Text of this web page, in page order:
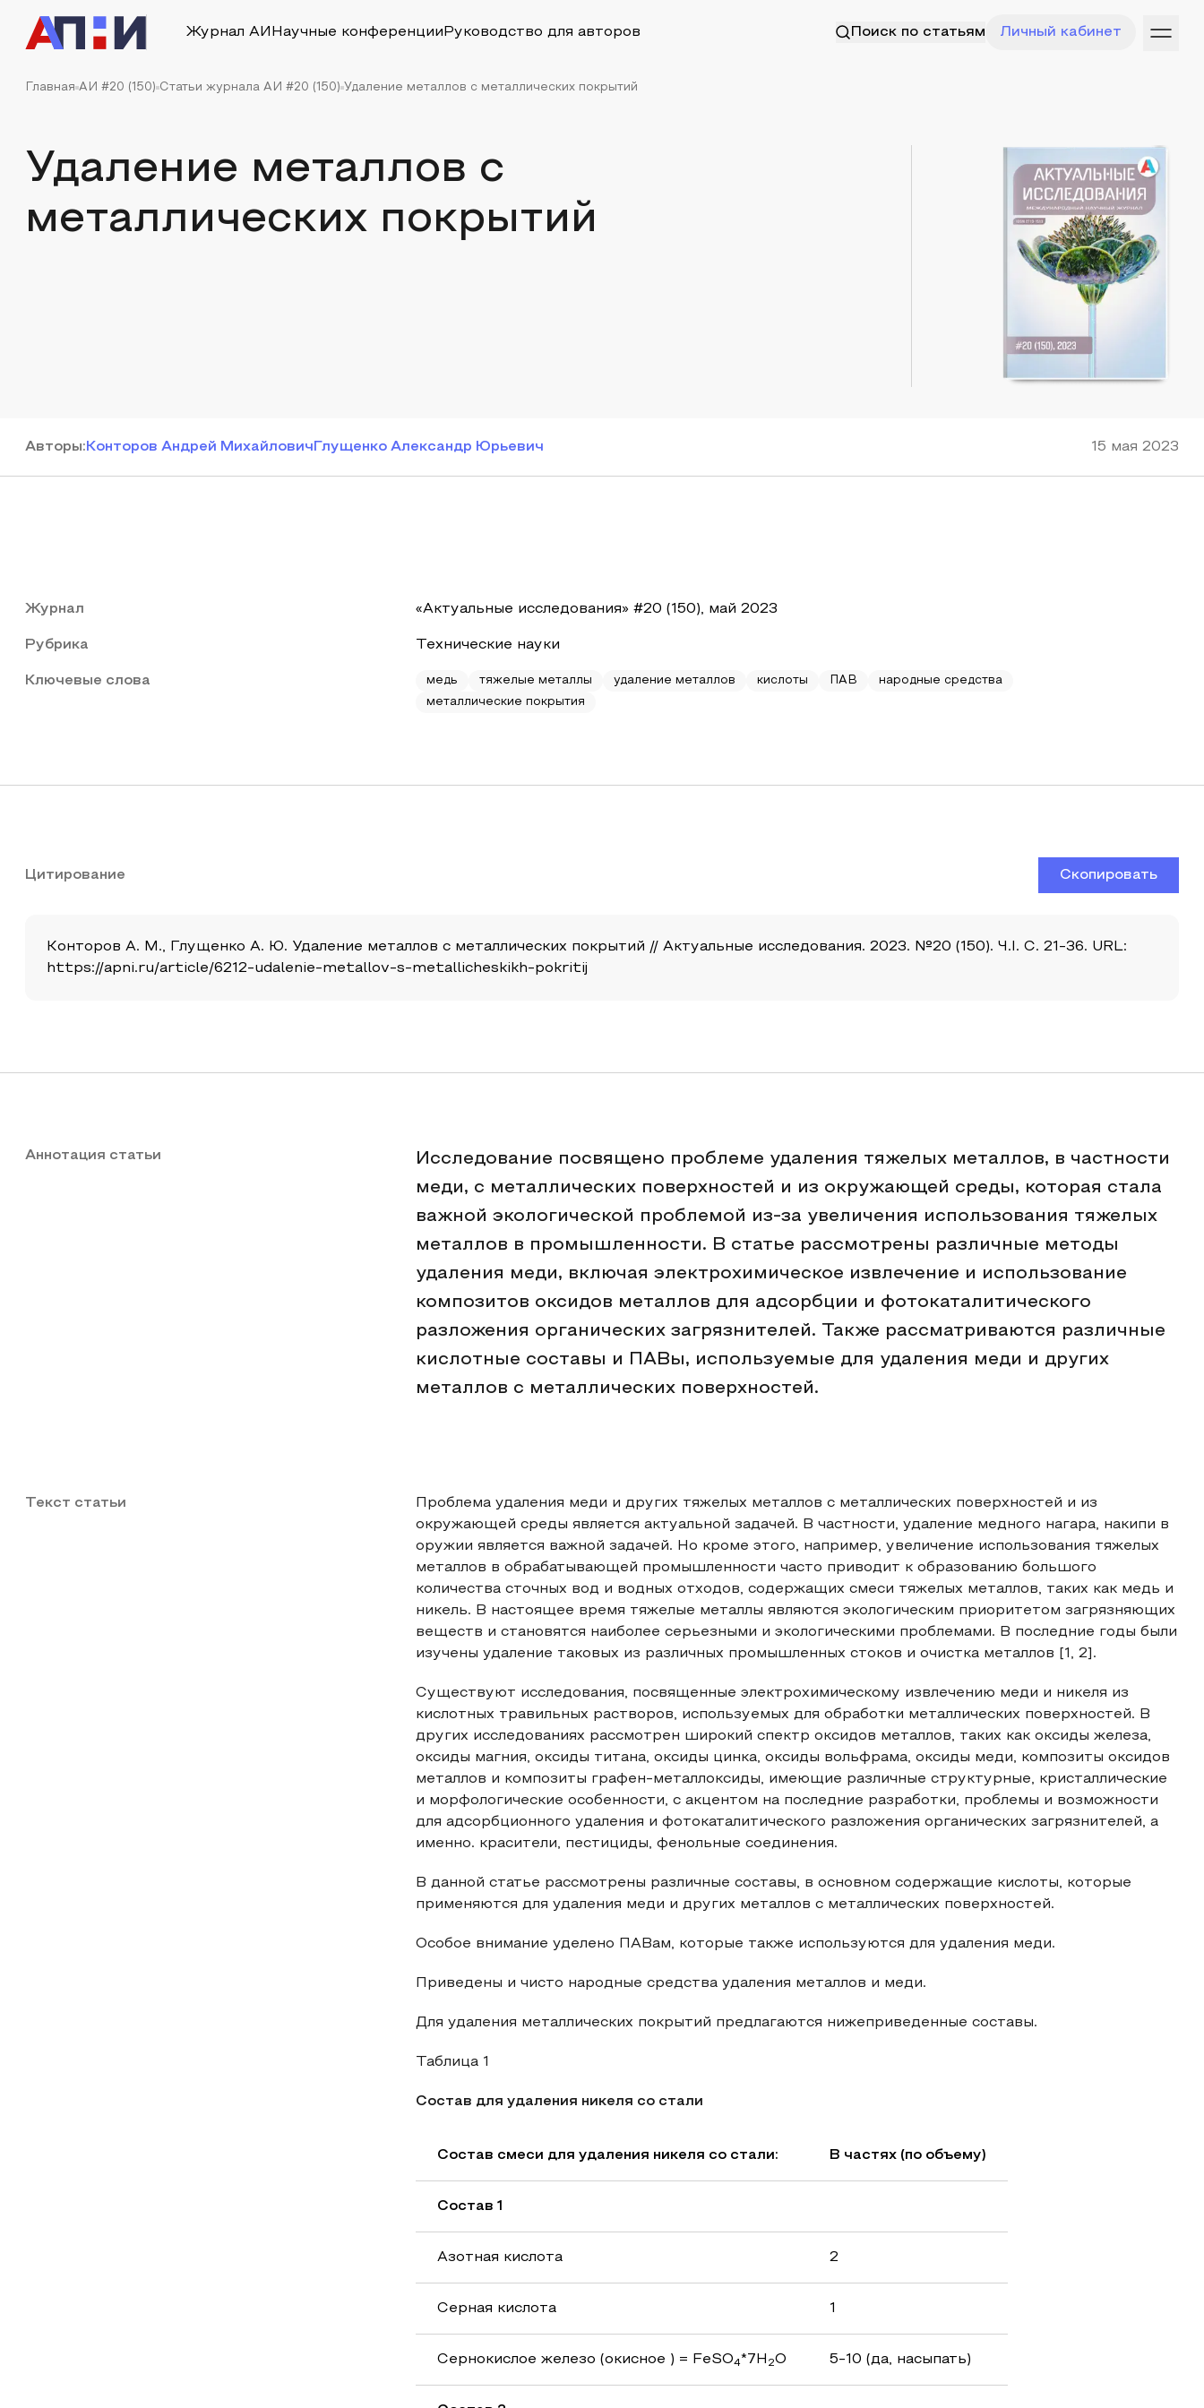
Журнал АИ Научные конференции Руководство для авторов Поиск по статьям Личный кабинет
Главная АИ #20 (150) Статьи журнала АИ #20 (150) Удаление металлов с металлических покрытий
Удаление металлов с
металлических покрытий
Авторы: Конторов Андрей Михайлович Глущенко Александр Юрьевич 15 мая 2023
Журнал «Актуальные исследования» #20 (150), май 2023
Рубрика Технические науки
Ключевые слова медь тяжелые металлы удаление металлов кислоты ПАВ
народные средства
металлические покрытия
Цитирование Скопировать
Конторов А. М., Глущенко А. Ю. Удаление металлов с металлических покрытий // Актуальные исследования. 2023. №20 (150). Ч.I. С. 21-36. URL:
https://apni.ru/article/6212-udalenie-metallov-s-metallicheskikh-pokritij
Аннотация статьи
Исследование посвящено проблеме удаления тяжелых металлов, в частности
меди, с металлических поверхностей и из окружающей среды, которая стала
важной экологической проблемой из-за увеличения использования тяжелых
металлов в промышленности. В статье рассмотрены различные методы
удаления меди, включая электрохимическое извлечение и использование
композитов оксидов металлов для адсорбции и фотокаталитического
разложения органических загрязнителей. Также рассматриваются различные
кислотные составы и ПАВы, используемые для удаления меди и других
металлов с металлических поверхностей.
Текст статьи
Проблема удаления меди и других тяжелых металлов с металлических поверхностей и из
окружающей среды является актуальной задачей. В частности, удаление медного нагара, накипи в
оружии является важной задачей. Но кроме этого, например, увеличение использования тяжелых
металлов в обрабатывающей промышленности часто приводит к образованию большого
количества сточных вод и водных отходов, содержащих смеси тяжелых металлов, таких как медь и
никель. В настоящее время тяжелые металлы являются экологическим приоритетом загрязняющих
веществ и становятся наиболее серьезными и экологическими проблемами. В последние годы были
изучены удаление таковых из различных промышленных стоков и очистка металлов [1, 2].
Существуют исследования, посвященные электрохимическому извлечению меди и никеля из
кислотных травильных растворов, используемых для обработки металлических поверхностей. В
других исследованиях рассмотрен широкий спектр оксидов металлов, таких как оксиды железа,
оксиды магния, оксиды титана, оксиды цинка, оксиды вольфрама, оксиды меди, композиты оксидов
металлов и композиты графен-металлоксиды, имеющие различные структурные, кристаллические
и морфологические особенности, с акцентом на последние разработки, проблемы и возможности
для адсорбционного удаления и фотокаталитического разложения органических загрязнителей, а
именно. красители, пестициды, фенольные соединения.
В данной статье рассмотрены различные составы, в основном содержащие кислоты, которые
применяются для удаления меди и других металлов с металлических поверхностей.
Особое внимание уделено ПАВам, которые также используются для удаления меди.
Приведены и чисто народные средства удаления металлов и меди.
Для удаления металлических покрытий предлагаются нижеприведенные составы.
Таблица 1
Состав для удаления никеля со стали
Состав смеси для удаления никеля со стали: В частях (по объему)
Состав 1
Азотная кислота 2
Серная кислота 1
Сернокислое железо (окисное ) = FeSO4*7H 2O 5-10 (да, насыпать)